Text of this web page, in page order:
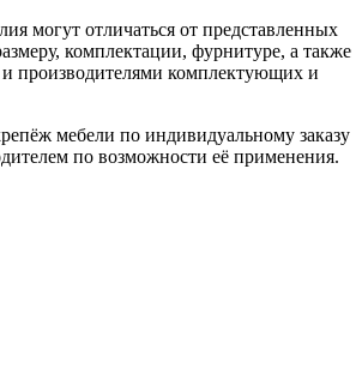
могут отличаться от представленных
комплектации, фурнитуре, а также
производителями комплектующих и
мебели по индивидуальному заказу
по возможности её применения.